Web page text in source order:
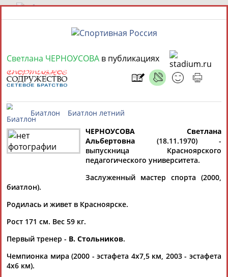
8 августа 2026 года,
СПОРТСМЕНЫ, ТРЕНЕРЫ И СПЕЦИАЛИСТЫ
Найдено: 13181персон
Елена
АБАИМОВА
Мария
АБАКУМОВА
Юлия
АБАЛАКИНА
АБАРЕНОВ
АБАСОВА
АБАЧАРАЕВ
Светлана ЧЕРНОУСОВА в публикациях
Биатлон Биатлон летний
ЧЕРНОУСОВА Светлана
Альбертовна (18.11.1970) -
выпускница Красноярского
педагогического университета.
Заслуженный мастер спорта (2000,
биатлон).
Родилась и живет в Красноярске.
Рост 171 см. Вес 59 кг.
Первый тренер - В. Стольников.
Чемпионка мира (2000 - эстафета 4х7,5 км, 2003 - эстафета
4х6 км).